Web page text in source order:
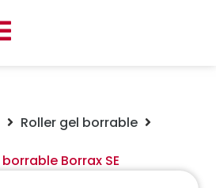
Roller gel borrable
Borrax SE